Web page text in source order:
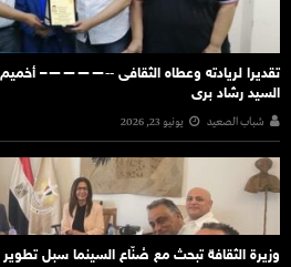
تقديرا لريادته وعطاه الثقافى ‐‐————– أخميم
السيد رشاد برى
شباب الصعيد يونيو 23, 2026
وزيرة الثقافة تبحث مع صُنّاع السينما سبل تطوير